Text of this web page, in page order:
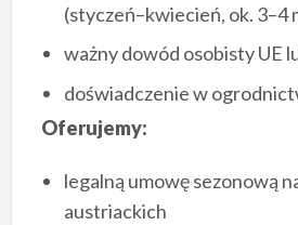
(styczeń–kwiecień, ok. 3–4
ważny dowód osobisty UE
doświadczenie w
Oferujemy:
legalną umowę sezonową
austriackich